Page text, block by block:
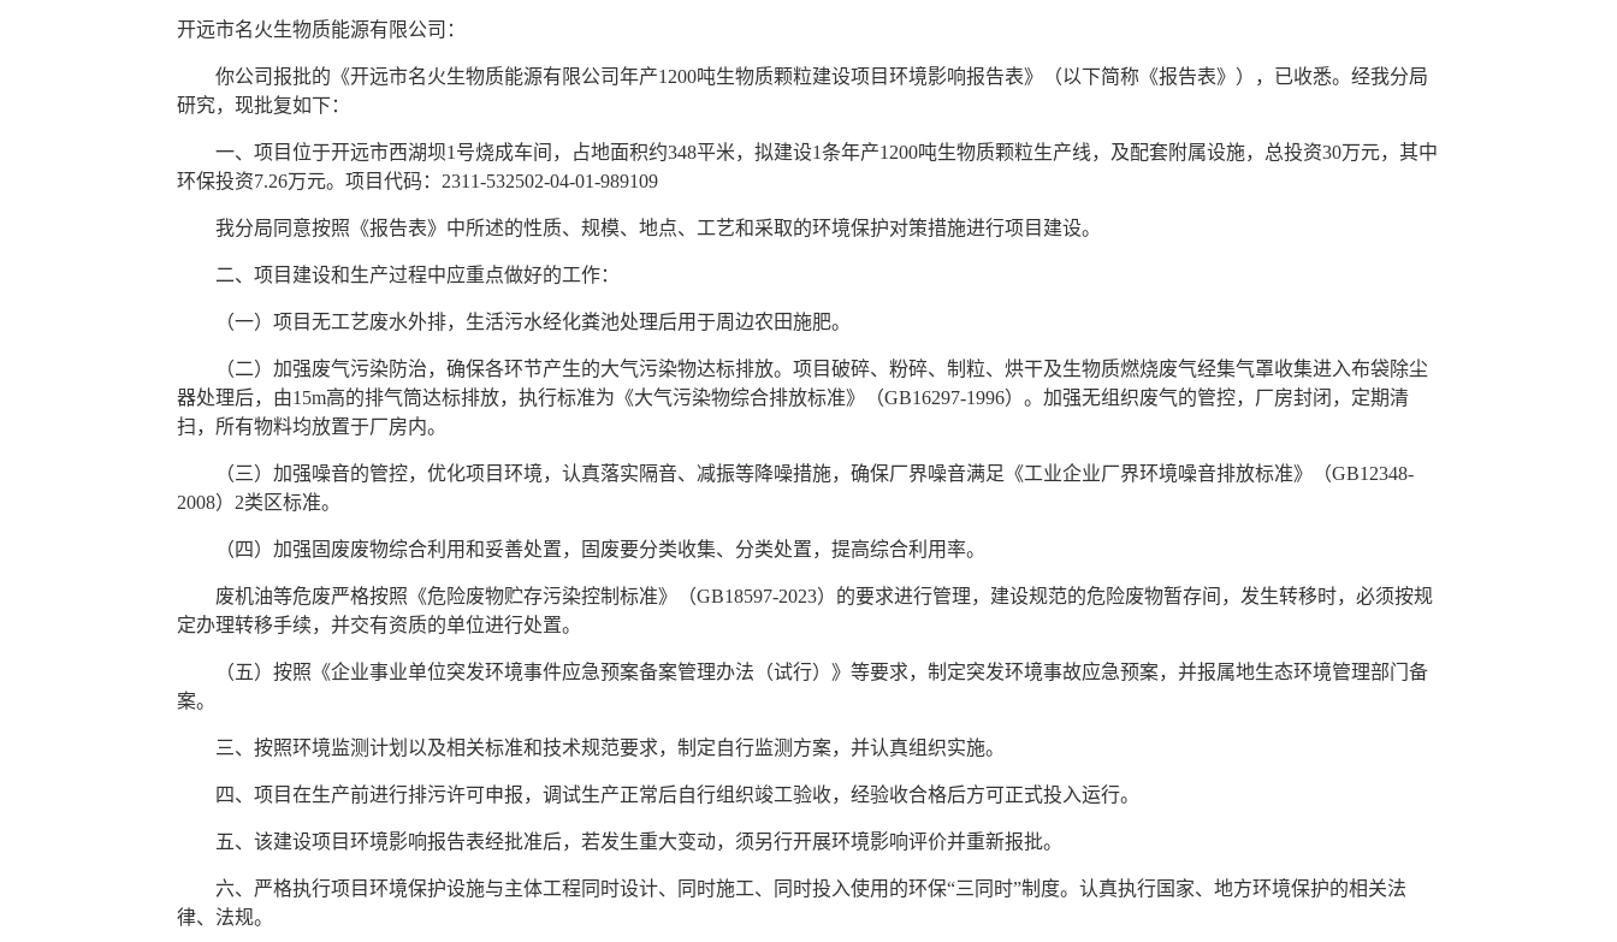
开远市名火生物质能源有限公司：
你公司报批的《开远市名火生物质能源有限公司年产1200吨生物质颗粒建设项目环境影响报告表》（以下简称《报告表》），已收悉。经我分局
研究，现批复如下：
一、项目位于开远市西湖坝1号烧成车间，占地面积约348平米，拟建设1条年产1200吨生物质颗粒生产线，及配套附属设施，总投资30万元，其中
环保投资7.26万元。项目代码：2311-532502-04-01-989109
我分局同意按照《报告表》中所述的性质、规模、地点、工艺和采取的环境保护对策措施进行项目建设。
二、项目建设和生产过程中应重点做好的工作：
（一）项目无工艺废水外排，生活污水经化粪池处理后用于周边农田施肥。
（二）加强废气污染防治，确保各环节产生的大气污染物达标排放。项目破碎、粉碎、制粒、烘干及生物质燃烧废气经集气罩收集进入布袋除尘
器处理后，由15m高的排气筒达标排放，执行标准为《大气污染物综合排放标准》（GB16297-1996）。加强无组织废气的管控，厂房封闭，定期清
扫，所有物料均放置于厂房内。
（三）加强噪音的管控，优化项目环境，认真落实隔音、减振等降噪措施，确保厂界噪音满足《工业企业厂界环境噪音排放标准》（GB12348-
2008）2类区标准。
（四）加强固废废物综合利用和妥善处置，固废要分类收集、分类处置，提高综合利用率。
废机油等危废严格按照《危险废物贮存污染控制标准》（GB18597-2023）的要求进行管理，建设规范的危险废物暂存间，发生转移时，必须按规
定办理转移手续，并交有资质的单位进行处置。
（五）按照《企业事业单位突发环境事件应急预案备案管理办法（试行）》等要求，制定突发环境事故应急预案，并报属地生态环境管理部门备
案。
三、按照环境监测计划以及相关标准和技术规范要求，制定自行监测方案，并认真组织实施。
四、项目在生产前进行排污许可申报，调试生产正常后自行组织竣工验收，经验收合格后方可正式投入运行。
五、该建设项目环境影响报告表经批准后，若发生重大变动，须另行开展环境影响评价并重新报批。
六、严格执行项目环境保护设施与主体工程同时设计、同时施工、同时投入使用的环保“三同时”制度。认真执行国家、地方环境保护的相关法
律、法规。